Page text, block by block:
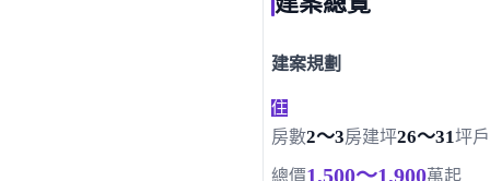
建案規劃
住
房數2～3房建坪26～31坪
總價1,500～1,900萬起